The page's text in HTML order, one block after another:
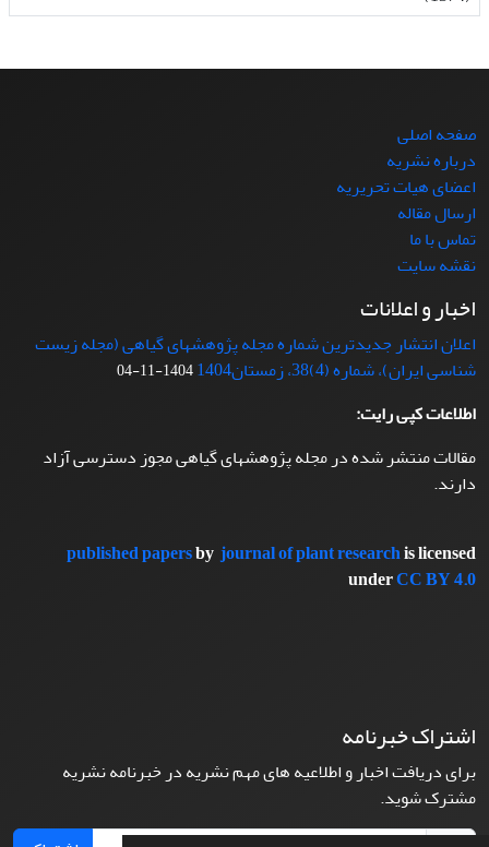
صفحه اصلی
درباره نشریه
اعضای هیات تحریریه
ارسال مقاله
تماس با ما
نقشه سایت
اخبار و اعلانات
اعلان انتشار جدیدترین شماره مجله پژوهشهای گیاهی (مجله زیست
شناسی ایران)، شماره (4)38، زمستان1404
1404-11-04
اطلاعات کپی رایت:
مقالات منتشر شده در مجله پژوهشهای گیاهی مجوز دسترسی آزاد
دارند.
published papersbyjournal of plant researchis licensed
underCC BY 4.0
اشتراک خبرنامه
برای دریافت اخبار و اطلاعیه های مهم نشریه در خبرنامه نشریه
مشترک شوید.